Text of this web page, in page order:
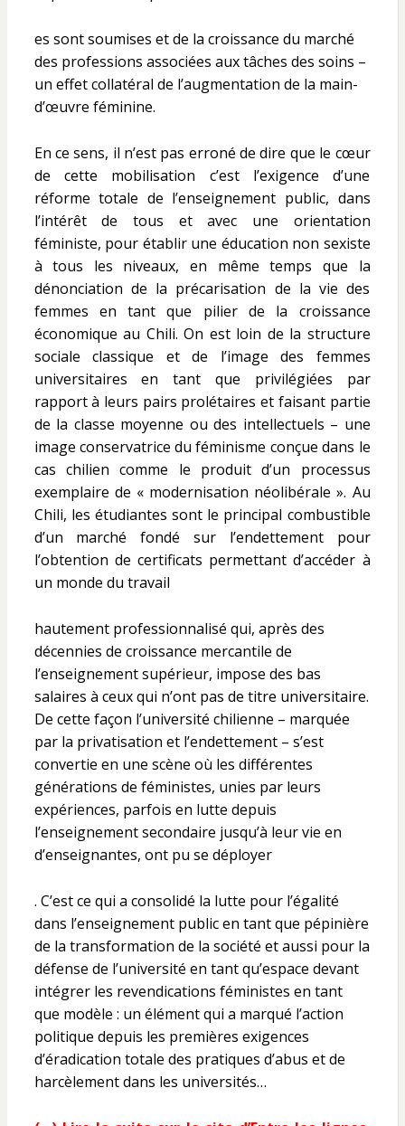
es sont soumises et de la croissance du marché
des professions associées aux tâches des soins –
un effet collatéral de l’augmentation de la main-
d’œuvre féminine.
En ce sens, il n’est pas erroné de dire que le cœur
de cette mobilisation c’est l’exigence d’une
réforme totale de l’enseignement public, dans
l’intérêt de tous et avec une orientation
féministe, pour établir une éducation non sexiste
à tous les niveaux, en même temps que la
dénonciation de la précarisation de la vie des
femmes en tant que pilier de la croissance
économique au Chili. On est loin de la structure
sociale classique et de l’image des femmes
universitaires en tant que privilégiées par
rapport à leurs pairs prolétaires et faisant partie
de la classe moyenne ou des intellectuels – une
image conservatrice du féminisme conçue dans le
cas chilien comme le produit d’un processus
exemplaire de « modernisation néolibérale ». Au
Chili, les étudiantes sont le principal combustible
d’un marché fondé sur l’endettement pour
l’obtention de certificats permettant d’accéder à
un monde du travail
hautement professionnalisé qui, après des
décennies de croissance mercantile de
l’enseignement supérieur, impose des bas
salaires à ceux qui n’ont pas de titre universitaire.
De cette façon l’université chilienne – marquée
par la privatisation et l’endettement – s’est
convertie en une scène où les différentes
générations de féministes, unies par leurs
expériences, parfois en lutte depuis
l’enseignement secondaire jusqu’à leur vie en
d’enseignantes, ont pu se déployer
. C’est ce qui a consolidé la lutte pour l’égalité
dans l’enseignement public en tant que pépinière
de la transformation de la société et aussi pour la
défense de l’université en tant qu’espace devant
intégrer les revendications féministes en tant
que modèle : un élément qui a marqué l’action
politique depuis les premières exigences
d’éradication totale des pratiques d’abus et de
harcèlement dans les universités…